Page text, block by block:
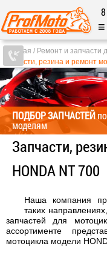
Главная
Ремонт и запчасти
Запчасти, резина и ремонт
ПОДБОР ЗАПЧАСТЕЙпо
моделям
Запчасти,
HONDA NT 700
Наша компания
таких
запчастей для
ассортименте
мотоцикла модели